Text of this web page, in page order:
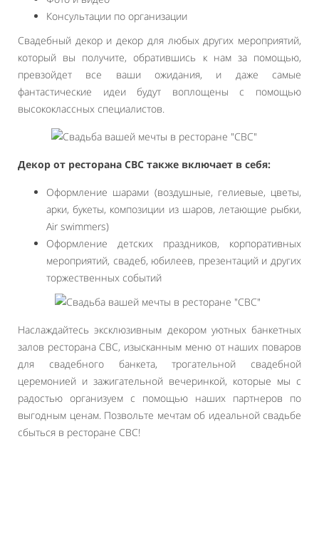
Консультации по организации
Свадебный декор и декор для любых других мероприятий,
который вы получите, обратившись к нам за помощью,
превзойдет все ваши ожидания, и даже самые
фантастические идеи будут воплощены с помощью
высококлассных специалистов.
Декор от ресторана СВС также включает в себя:
Оформление шарами (воздушные, гелиевые, цветы,
арки, букеты, композиции из шаров, летающие рыбки,
Air swimmers)
Оформление детских праздников, корпоративных
мероприятий, свадеб, юбилеев, презентаций и других
торжественных событий
Наслаждайтесь эксклюзивным декором уютных банкетных
залов ресторана СВС, изысканным меню от наших поваров
для свадебного банкета, трогательной свадебной
церемонией и зажигательной вечеринкой, которые мы с
радостью организуем с помощью наших партнеров по
выгодным ценам. Позвольте мечтам об идеальной свадьбе
сбыться в ресторане СВС!